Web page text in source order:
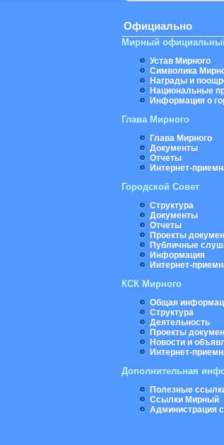
Официально
Мирный
Устав Мирного
Символика
Награды и
Национальные
Информация о
Глава Мирного
Глава Мирного
Документы
Отчеты
Интернет-
Городской Совет
Структура
Документы
Отчеты
Проекты
Публичные
Информация
Интернет-
КСК Мирного
Общая
Структура
Деятельность
Проекты
Новости и
Интернет-
Дополнительная
Полезные
Ссылки Мирный
Администрация